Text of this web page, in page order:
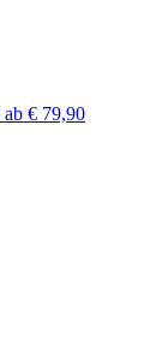
ab € 79,90